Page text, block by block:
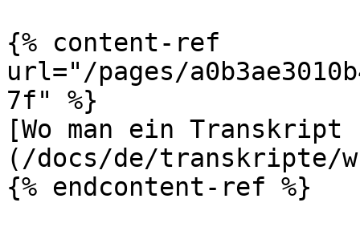
{% content-ref
url="/pages/
7f" %}
[Wo man ein
(/docs/de/transkripte/
{% endcontent-ref %}